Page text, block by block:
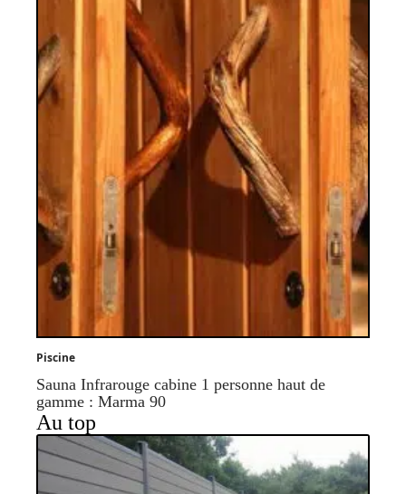
Piscine
Sauna Infrarouge cabine 1 personne haut de
gamme : Marma 90
Au top